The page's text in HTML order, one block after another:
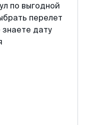
по выгодной
перелет
дату